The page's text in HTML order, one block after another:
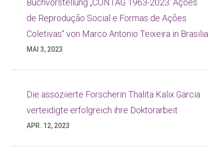
Buchvorstellung „CONTAG 1963-2023: Ações
de Reprodução Social e Formas de Ações
Coletivas“ von Marco Antonio Teixeira in Brasilia
MAI 3, 2023
Die assoziierte Forscherin Thalita Kalix Garcia
verteidigte erfolgreich ihre Doktorarbeit
APR. 12, 2023